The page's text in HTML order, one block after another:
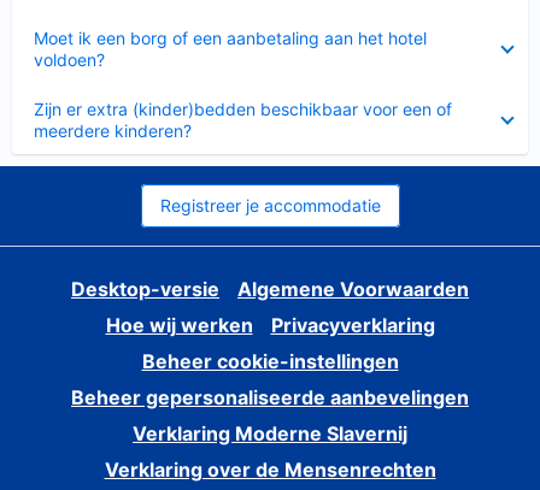
Moet ik een borg of een aanbetaling aan het hotel
voldoen?
Zijn er extra (kinder)bedden beschikbaar voor een of
meerdere kinderen?
Registreer je accommodatie
Desktop-versie
Algemene Voorwaarden
Hoe wij werken
Privacyverklaring
Beheer cookie-instellingen
Beheer gepersonaliseerde aanbevelingen
Verklaring Moderne Slavernij
Verklaring over de Mensenrechten